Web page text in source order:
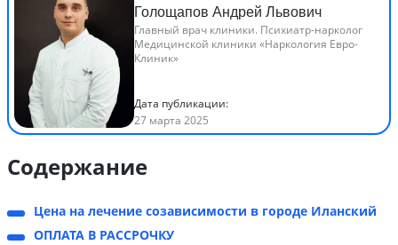
Голощапов Андрей Львович
Главный врач клиники. Психиатр-нарколог
Медицинской клиники «Наркология Евро-
Клиник»
Дата публикации:
27 марта 2025
Содержание
Цена на лечение созависимости в городе Иланский
ОПЛАТА В РАССРОЧКУ